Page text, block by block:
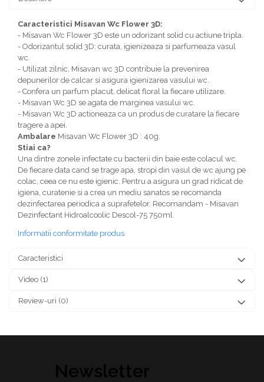
Caracteristici Misavan Wc Flower 3D:
- Misavan Wc Flower 3D este un odorizant solid cu actiune tripla.
- Odorizantul solid 3D: curata, igienizeaza si parfumeaza vasul
wc.
- Utilizat zilnic, Misavan wc 3D contribuie la prevenirea
depunerilor de calcar si asigura igienizarea vasului wc.
- Confera un parfum placut, delicat floral la fiecare utilizare.
- Misavan Wc 3D se agata de marginea vasului wc.
- Misavan Wc 3D actioneaza ca un produs de curatare la fiecare
tragere a apei.
Ambalare Misavan Wc Flower 3D : 40g.
Stiai ca?
Una dintre zonele infectate cu bacterii din baie este colacul wc.
De fiecare data cand se trage apa, stropi din vasul de wc ajung pe
colac, ceea ce nu este igienic. Pentru a asigura un grad ridicat de
igiena, curatenie si a crea un mediu sanatos se recomanda
dezinfectarea periodica a suprafetelor. Recomandam - Misavan
Dezinfectant Hidroalcoolic Descol-75 750ml.
Informatii conformitate produs
Caracteristici
Video (1)
Review-uri (0)
Newsletter